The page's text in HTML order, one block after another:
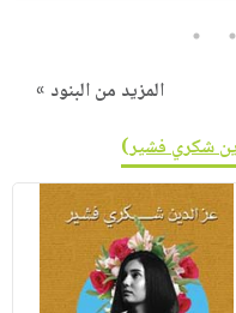
4
5
المزيد من البنود »
شكري فشير)